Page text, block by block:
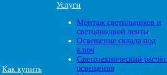
Как купить
Услуги
Монтаж светильников и
светодиодной ленты
Освещение склада под
ключ
Светотехнический расчёт
освещения